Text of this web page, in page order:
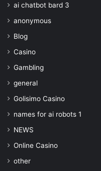
ai chatbot bard 3
anonymous
Blog
Casino
Gambling
general
Golisimo Casino
names for ai robots 1
NEWS
Online Casino
other